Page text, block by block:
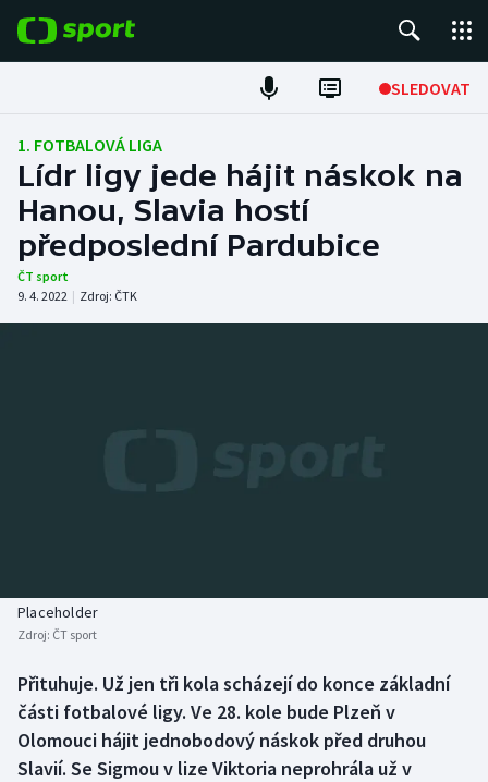
SLEDOVAT
Fotbal
Hokej
Tenis
Atletika
Biatlon
Box
Curling
Aplikace ČT sport
1. FOTBALOVÁ LIGA
Lídr ligy jede hájit náskok na
Hanou, Slavia hostí
předposlední Pardubice
ČT sport
9. 4. 2022 | Zdroj: ČTK
Placeholder
Zdroj: ČT sport
Přituhuje. Už jen tři kola scházejí do konce základní
části fotbalové ligy. Ve 28. kole bude Plzeň v
Olomouci hájit jednobodový náskok před druhou
Slavií. Se Sigmou v lize Viktoria neprohrála už v